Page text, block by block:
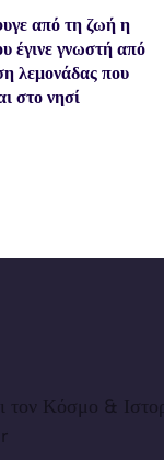
από τη ζωή η
έγινε γνωστή από
λεμονάδας που
στο νησί
Κόσμο &